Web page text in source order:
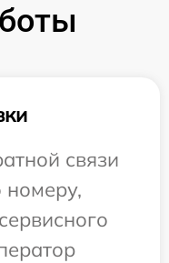
связи
номеру,